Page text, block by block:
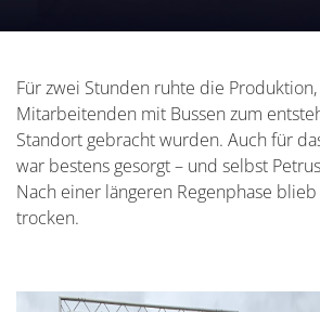
Südfeld ein.
Für zwei Stunden ruhte die
Mitarbeitenden mit Bussen zum
Standort gebracht wurden. Auch für
war bestens gesorgt – und selbst
Nach einer längeren Regenphase
trocken.